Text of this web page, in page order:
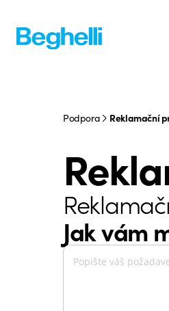
Podpora Reklamační
Jak vám